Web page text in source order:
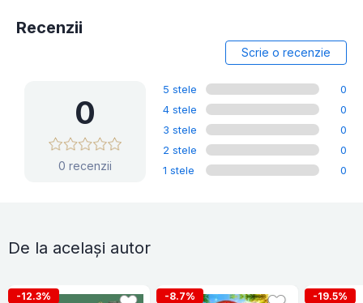
Recenzii
Scrie o recenzie
0
0 recenzii
5 stele
0
4 stele
0
3 stele
0
2 stele
0
1 stele
0
De la același autor
-12.3% -8.7% -19.5%